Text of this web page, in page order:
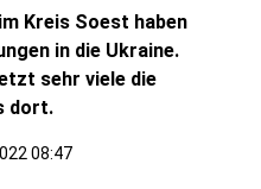
Kreis Soest haben
in die Ukraine.
sehr viele die
dort.
08:47